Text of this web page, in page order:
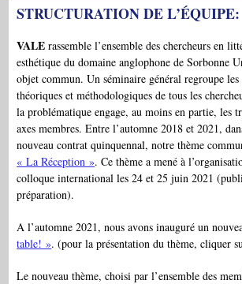
STRUCTURATION DE L’ÉQUIPE:
VALE rassemble l’ensemble des chercheurs en
esthétique du domaine anglophone de Sorbonne
objet commun. Un séminaire général regroupe les
théoriques et méthodologiques de tous les
la problématique engage, au moins en partie, les
axes membres. Entre l’automne 2018 et 2021,
nouveau contrat quinquennal, notre thème
« La Réception ». Ce thème a mené à
colloque international les 24 et 25 juin 2021
préparation).
A l’automne 2021, nous avons inauguré un
table! ». (pour la présentation du thème, cliquer
Le nouveau thème, choisi par l’ensemble des